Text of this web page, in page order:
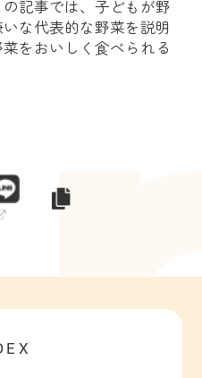
記事では、子どもが野
な代表的な野菜を説明
をおいしく食べられる